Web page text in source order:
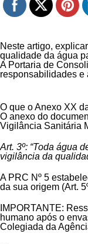
Neste artigo,
qualidade da água
A Portaria de
responsabilidades e
O que o Anexo XX
O anexo do
Vigilância Sanitária
Art. 3º: “Toda água
vigilância da
A PRC Nº 5
da sua origem (Art.
IMPORTANTE:
humano após o
Colegiada da